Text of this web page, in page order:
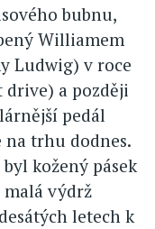
bubnu,
Williamem
Ludwig) v roce
drive) a později
pedál
na trhu dodnes.
kožený pásek
malá výdrž
letech k